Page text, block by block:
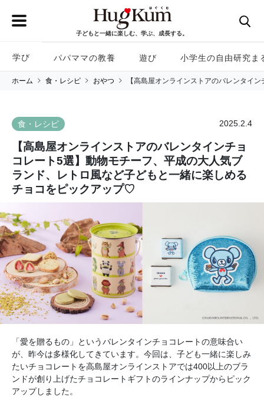
子どもと一緒に楽しむ、学ぶ、成長する。
学び パパママの教養 遊び 小学生の自由研究ま
ホーム 食・レシピ おやつ 【高島屋オンラインストアのバレンタイ
食・レシピ 2025.2.4
【高島屋オンラインストアのバレンタインチョ
コレート5選】動物モチーフ、平成の大人気ブ
ランド、レトロ風など子どもと一緒に楽しめる
チョコをピックアップ♡
「愛を贈るもの」というバレンタインチョコレートの意味合い
が、昨今は多様化してきています。今回は、子ども一緒に楽しみ
たいチョコレートを高島屋オンラインストアでは400以上のブラ
ンドが創り上げたチョコレートギフトのラインナップからピック
アップしました。